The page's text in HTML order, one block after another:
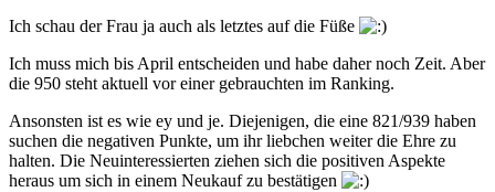
Ich schau der Frau ja auch als letztes auf die Füße
Ich muss mich bis April entscheiden und habe daher noch Zeit. Aber
die 950 steht aktuell vor einer gebrauchten im Ranking.
Ansonsten ist es wie ey und je. Diejenigen, die eine 821/939 haben
suchen die negativen Punkte, um ihr liebchen weiter die Ehre zu
halten. Die Neuinteressierten ziehen sich die positiven Aspekte
heraus um sich in einem Neukauf zu bestätigen